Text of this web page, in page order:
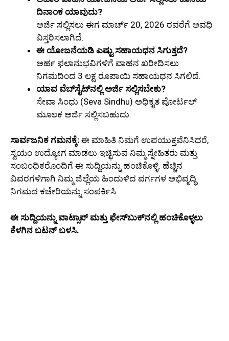
ದಿನಾಂಕ ಯಾವುದು?
ಅರ್ಜಿ ಸಲ್ಲಿಸಲು ಈಗ ಮಾರ್ಚ್ 20, 2026 ರವರೆಗೆ ಅವಧಿ
ವಿಸ್ತರಿಸಲಾಗಿದೆ.
ಈ ಯೋಜನೆಯಡಿ ಎಷ್ಟು ಸಹಾಯಧನ ಸಿಗುತ್ತದೆ?
ಅರ್ಹ ಫಲಾನುಭವಿಗಳಿಗೆ ವಾಹನ ಖರೀದಿಸಲು
ನಿಗಮದಿಂದ 3 ಲಕ್ಷ ರೂಪಾಯಿ ಸಹಾಯಧನ ಸಿಗಲಿದೆ.
ಯಾವ ವೆಬ್‌ಸೈಟ್‌ನಲ್ಲಿ ಅರ್ಜಿ ಸಲ್ಲಿಸಬೇಕು?
ಸೇವಾ ಸಿಂಧು (Seva Sindhu) ಅಧಿಕೃತ ಪೋರ್ಟಲ್
ಮೂಲಕ ಅರ್ಜಿ ಸಲ್ಲಿಸಬಹುದು.
ಸಾರ್ವಜನಿಕ ಗಮನಕ್ಕೆ: ಈ ಮಾಹಿತಿ ನಿಮಗೆ ಉಪಯುಕ್ತವೆನಿಸಿದರೆ,
ಸ್ವಯಂ ಉದ್ಯೋಗ ಮಾಡಲು ಇಚ್ಛಿಸುವ ನಿಮ್ಮ ಸ್ನೇಹಿತರು ಮತ್ತು
ಸಂಬಂಧಿಕರೊಂದಿಗೆ ಈ ಸುದ್ದಿಯನ್ನು ಹಂಚಿಕೊಳ್ಳಿ. ಹೆಚ್ಚಿನ
ವಿವರಗಳಿಗಾಗಿ ನಿಮ್ಮ ಜಿಲ್ಲೆಯ ಹಿಂದುಳಿದ ವರ್ಗಗಳ ಅಭಿವೃದ್ಧಿ
ನಿಗಮದ ಕಚೇರಿಯನ್ನು ಸಂಪರ್ಕಿಸಿ.
ಈ ಸುದ್ದಿಯನ್ನು ವಾಟ್ಸಾಪ್ ಮತ್ತು ಫೇಸ್‌ಬುಕ್‌ನಲ್ಲಿ ಹಂಚಿಕೊಳ್ಳಲು
ಕೆಳಗಿನ ಬಟನ್ ಬಳಸಿ.